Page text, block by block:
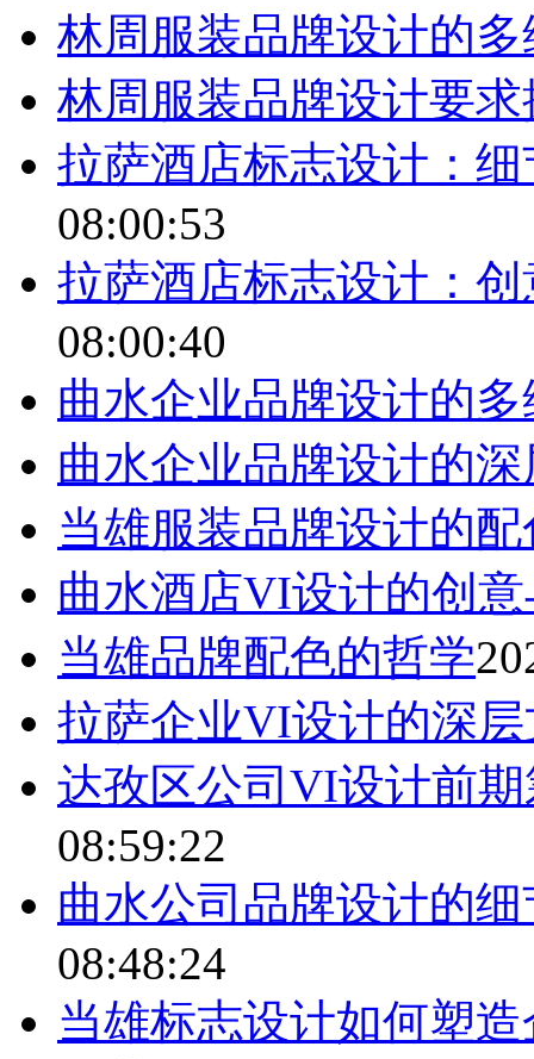
林周服装品牌设计的
林周服装品牌设计要求
拉萨酒店标志设计：
08:00:53
拉萨酒店标志设计：
08:00:40
曲水企业品牌设计的
曲水企业品牌设计的
当雄服装品牌设计的
曲水酒店VI设计的创
当雄品牌配色的哲学
拉萨企业VI设计的深
达孜区公司VI设计前
08:59:22
曲水公司品牌设计的
08:48:24
当雄标志设计如何塑